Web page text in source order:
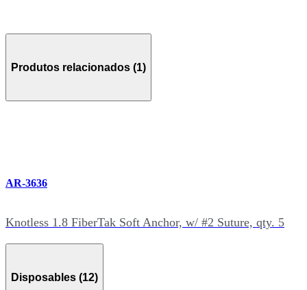
Produtos relacionados (1)
AR-3636
Knotless 1.8 FiberTak Soft Anchor, w/ #2 Suture, qty. 5
Disposables (12)